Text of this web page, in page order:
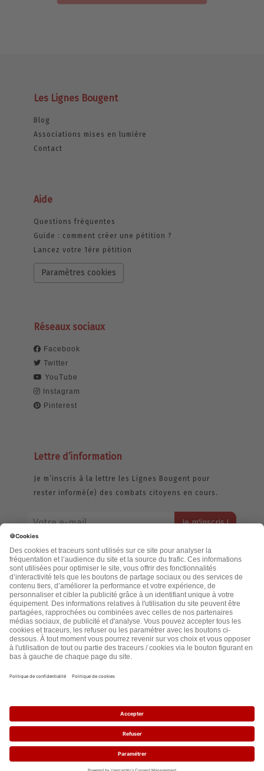
Les Lignes Bougent
Blog
Associations mises en lumière
Contact
Aide
Questions fréquentes
Guide : comment créer une pétition ?
Lancez votre 1ère pétition
Paramètres cookies
Réseaux sociaux
Facebook
Twitter
YouTube
Instagram
Pinterest
Lettre d’information
Je m’inscris à la lettre les Lignes Bougent pour
rester informé(e) des combats citoyens en cours.
jamais échangée. Pour consulter notre politique de confidentialité,
cliquez ici.
Accueil
Politique de confidentialité
Cookies
2021 - leslignesbougent.org